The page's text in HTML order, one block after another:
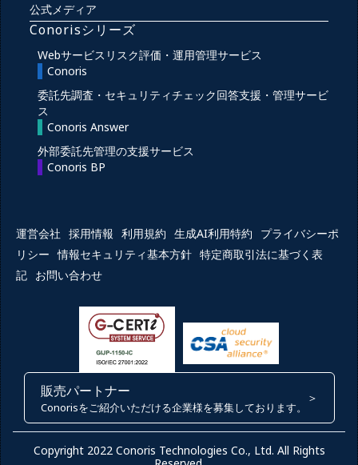
公式メディア
Conorisシリーズ
Webサービスリスク評価・運用管理サービス
Conoris
委託先調査・セキュリティチェック回答支援・管理サービ
ス
Conoris Answer
外部委託先管理の支援サービス
Conoris BP
運営会社 採用情報 利用規約 生成AI利用特約
プライバシーポ
リシー 情報セキュリティ基本方針 特定商取引法に基づく表
記 お問い合わせ
販売パートナー
Conorisをご紹介いただける企業様を募集しております。
＞
Copyright 2022 Conoris Technologies Co., Ltd. All Rights